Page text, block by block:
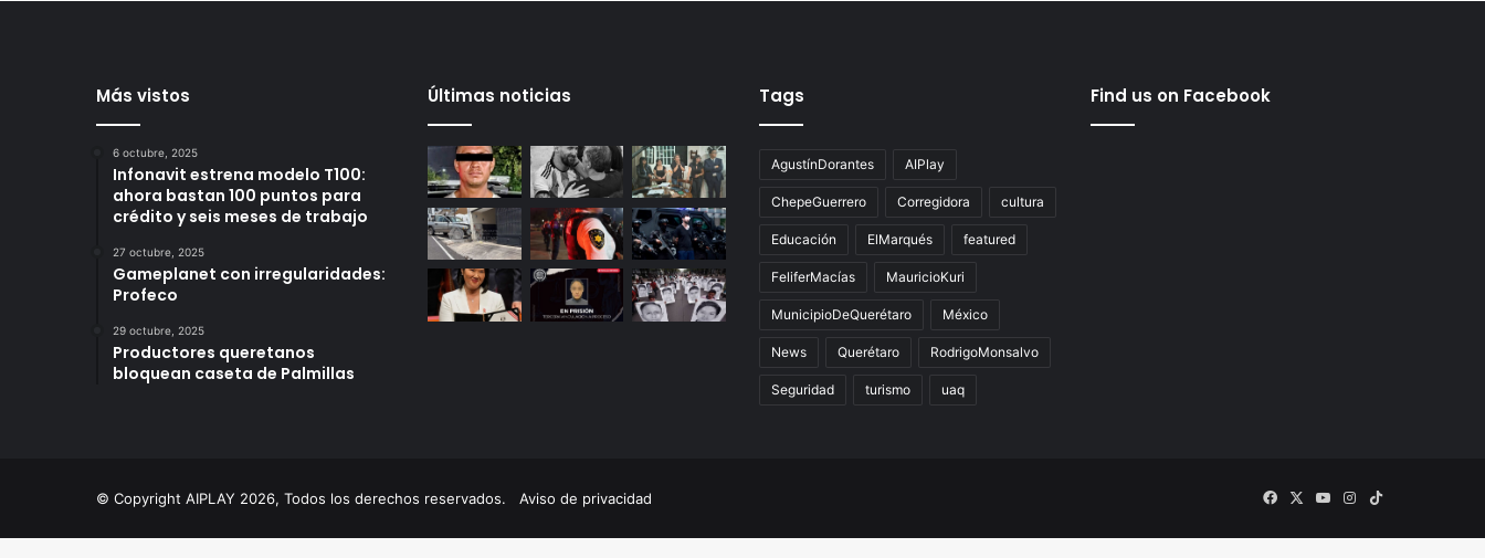
Más vistos
6 octubre, 2025
Infonavit estrena modelo T100:
ahora bastan 100 puntos para
crédito y seis meses de trabajo
27 octubre, 2025
Gameplanet con irregularidades:
Profeco
29 octubre, 2025
Productores queretanos
bloquean caseta de Palmillas
Últimas noticias Tags
AgustínDorantes AIPlay
ChepeGuerrero Corregidora cultura
Educación ElMarqués featured
FeliferMacías MauricioKuri
MunicipioDeQuerétaro México
News Querétaro RodrigoMonsalvo
Seguridad turismo uaq
Find us on Facebook
© Copyright AIPLAY 2026, Todos los derechos reservados. Aviso de privacidad FacebookYouTubeInstagram
TikTok